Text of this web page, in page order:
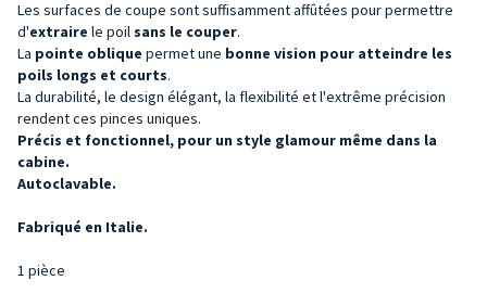
Les surfaces de coupe sont suffisamment affûtées pour permettre
d'extraire le poil sans le couper.
La pointe oblique permet une bonne vision pour atteindre les
poils longs et courts.
La durabilité, le design élégant, la flexibilité et l'extrême précision
rendent ces pinces uniques.
Précis et fonctionnel, pour un style glamour même dans la
cabine.
Autoclavable.
Fabriqué en Italie.
1 pièce